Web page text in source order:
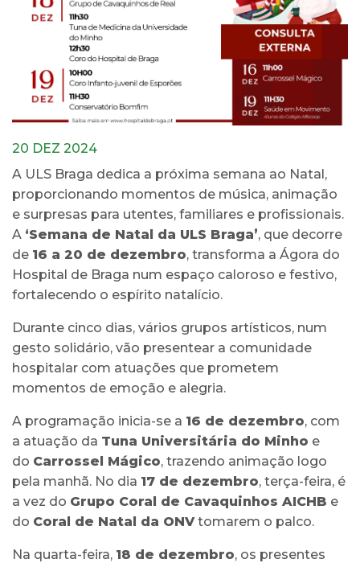
20 DEZ 2024
A ULS Braga dedica a próxima semana ao Natal,
proporcionando momentos de música, animação
e surpresas para utentes, familiares e profissionais.
A ‘Semana de Natal da ULS Braga’, que decorre
de 16 a 20 de dezembro, transforma a Ágora do
Hospital de Braga num espaço caloroso e festivo,
fortalecendo o espírito natalício.
Durante cinco dias, vários grupos artísticos, num
gesto solidário, vão presentear a comunidade
hospitalar com atuações que prometem
momentos de emoção e alegria.
A programação inicia-se a 16 de dezembro, com
a atuação da Tuna Universitária do Minho e
do Carrossel Mágico, trazendo animação logo
pela manhã. No dia 17 de dezembro, terça-feira, é
a vez do Grupo Coral de Cavaquinhos AICHB e
do Coral de Natal da ONVtomarem o palco.
Na quarta-feira, 18 de dezembro, os presentes